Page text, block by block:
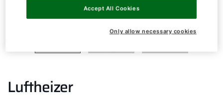
Luftheizer
Only allow necessary cookies
Accept All Cookies